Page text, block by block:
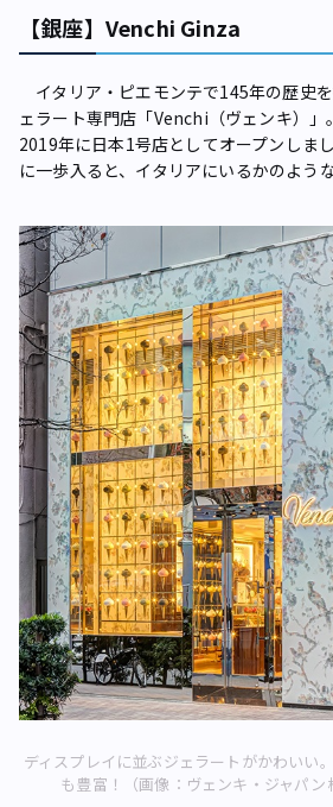
【銀座】Venchi Ginza
イタリア・ピエモンテで145年の歴史
ェラート専門店「Venchi（ヴェンキ）
2019年に日本1号店としてオープンしま
に一歩入ると、イタリアにいるかのような
ディスプレイに並ぶジェラートがかわいい
も豊富！（画像：ヴェンキ・ジャパン